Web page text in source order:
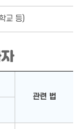
교 등)
관련 법